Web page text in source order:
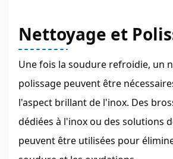
Nettoyage et
Une fois la soudure refroidie, un
polissage peuvent être
l'aspect brillant de l'inox. Des
dédiées à l'inox ou des solutions
peuvent être utilisées pour